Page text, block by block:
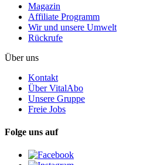
Magazin
Affiliate Programm
Wir und unsere Umwelt
Rückrufe
Über uns
Kontakt
Über VitalAbo
Unsere Gruppe
Freie Jobs
Folge uns auf